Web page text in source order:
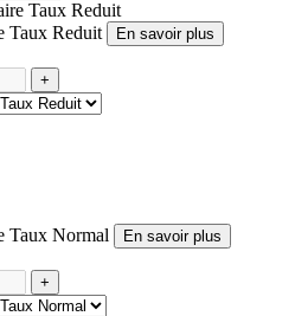
Taux Reduit En savoir plus
+
Taux Normal En savoir plus
+